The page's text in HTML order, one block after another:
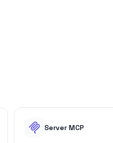
Server MCP